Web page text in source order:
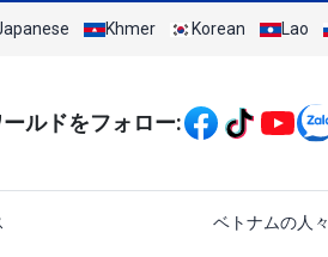
Khmer Korean Lao
ルドをフォロー:
footer tiếng Nhật
ベトナムの人々